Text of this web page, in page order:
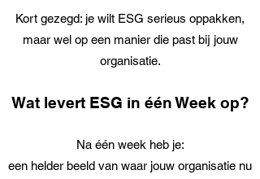
Kort gezegd: je wilt ESG serieus oppakken,
maar wel op een manier die past bij jouw
organisatie.
Wat levert ESG in één Week op?
Na één week heb je:
een helder beeld van waar jouw organisatie nu